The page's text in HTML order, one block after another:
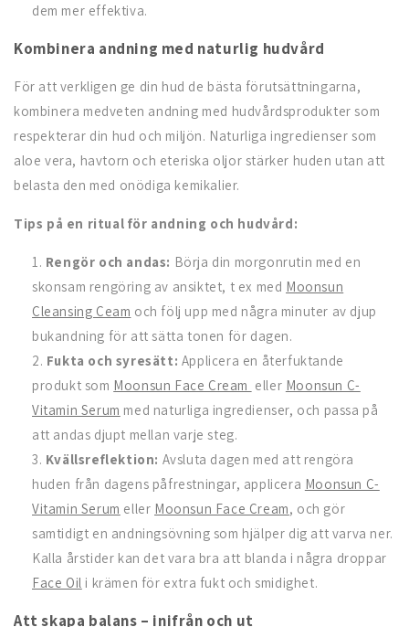
dem mer effektiva.
Kombinera andning med naturlig hudvård
För att verkligen ge din hud de bästa förutsättningarna,
kombinera medveten andning med hudvårdsprodukter som
respekterar din hud och miljön. Naturliga ingredienser som
aloe vera, havtorn och eteriska oljor stärker huden utan att
belasta den med onödiga kemikalier.
Tips på en ritual för andning och hudvård:
Rengör och andas: Börja din morgonrutin med en
skonsam rengöring av ansiktet, t ex med Moonsun
Cleansing Ceam och följ upp med några minuter av djup
bukandning för att sätta tonen för dagen.
Fukta och syresätt: Applicera en återfuktande
produkt som Moonsun Face Cream eller Moonsun C-
Vitamin Serum med naturliga ingredienser, och passa på
att andas djupt mellan varje steg.
Kvällsreflektion: Avsluta dagen med att rengöra
huden från dagens påfrestningar, applicera Moonsun C-
Vitamin Serum eller Moonsun Face Cream, och gör
samtidigt en andningsövning som hjälper dig att varva ner.
Kalla årstider kan det vara bra att blanda i några droppar
Face Oil i krämen för extra fukt och smidighet.
Att skapa balans – inifrån och ut